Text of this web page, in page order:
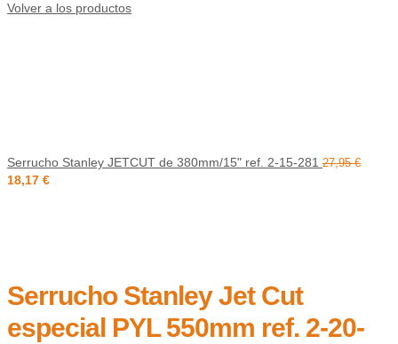
Volver a los productos
Serrucho Stanley JETCUT de 380mm/15" ref. 2-15-281 27,95€
18,17 €
Serrucho Stanley Jet Cut
especial PYL 550mm ref. 2-20-